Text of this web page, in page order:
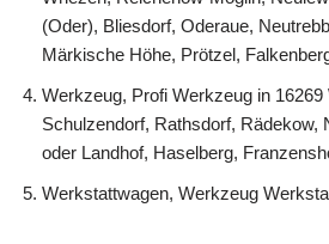
(Oder), Bliesdorf, Oderaue,
Märkische Höhe, Prötzel,
Werkzeug, Profi Werkzeug in 16269
Schulzendorf, Rathsdorf, Rädekow,
oder Landhof, Haselberg,
Werkstattwagen, Werkzeug